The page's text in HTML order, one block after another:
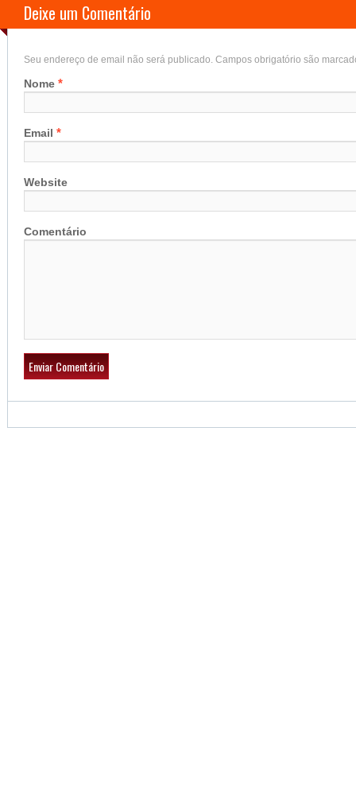
Deixe um Comentário
Seu endereço de email não será publicado. Campos obrigatório são
Nome *
Email *
Website
Comentário